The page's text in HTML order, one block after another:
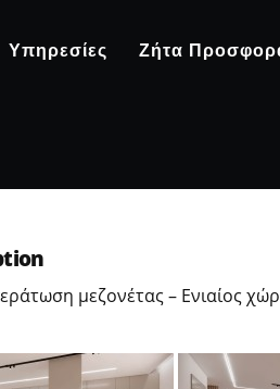
Υπηρεσίες Ζήτα
μεζονέτας – Ενιαίος